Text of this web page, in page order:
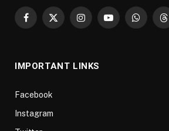
Facebook
X
InstagramYouTube
IMPORTANT LINKS
Facebook
Instagram